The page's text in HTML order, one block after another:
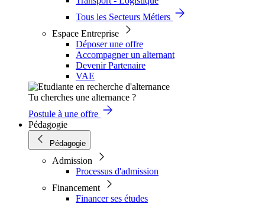
Tous les Secteurs Métiers
Espace Entreprise
Déposer une offre
Accompagner un alternant
Devenir Partenaire
VAE
Tu cherches une alternance ?
Postule à une offre
Pédagogie
Pédagogie
Admission
Processus d'admission
Financement
Financer ses études